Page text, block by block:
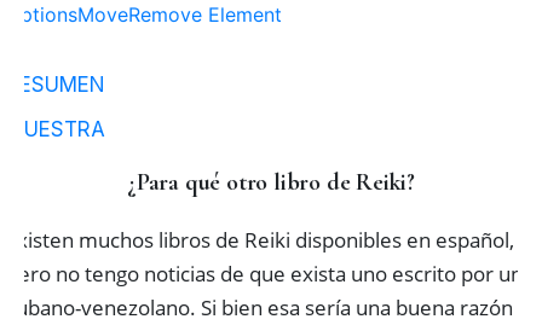
OptionsMoveRemove Element
RESUMEN
MUESTRA
¿Para qué otro libro de Reiki?
Existen muchos libros de Reiki disponibles en español,
pero no tengo noticias de que exista uno escrito por un
cubano-venezolano. Si bien esa sería una buena razón